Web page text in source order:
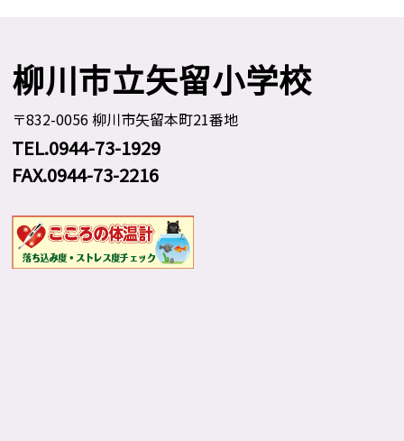
柳川市立矢留小学校
〒832-0056 柳川市矢留本町21番地
TEL.0944-73-1929
FAX.0944-73-2216